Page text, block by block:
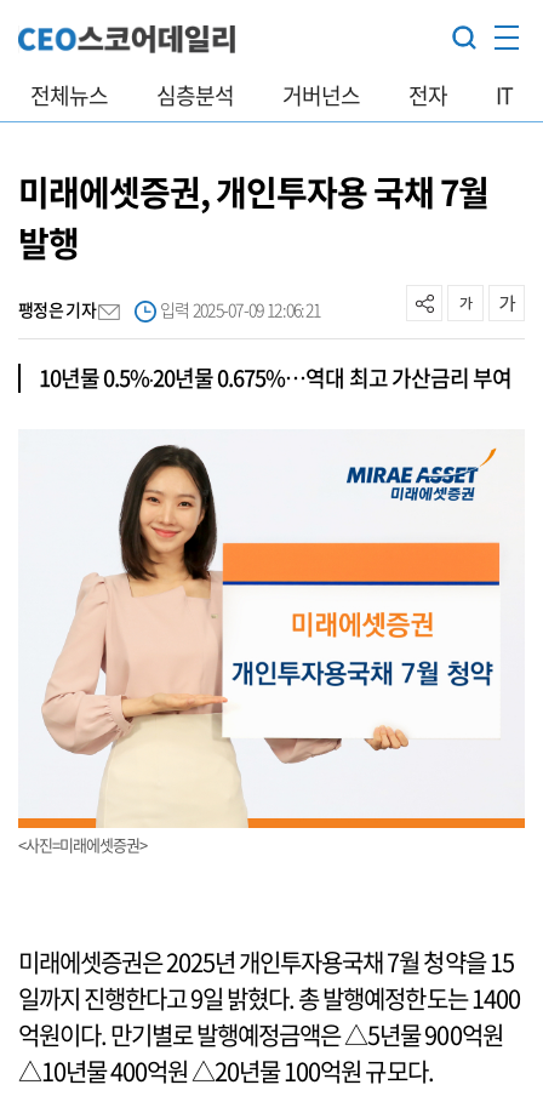
전체뉴스 심층분석 거버넌스 전자 IT
미래에셋증권, 개인투자용 국채 7월
발행
팽정은 기자 입력 2025-07-09 12:06:21
10년물 0.5%‧20년물 0.675%…역대 최고 가산금리 부여
<사진=미래에셋증권>
미래에셋증권은 2025년 개인투자용국채 7월 청약을 15
일까지 진행한다고 9일 밝혔다. 총 발행예정한도는 1400
억원이다. 만기별로 발행예정금액은 △5년물 900억원
△10년물 400억원 △20년물 100억원 규모다.